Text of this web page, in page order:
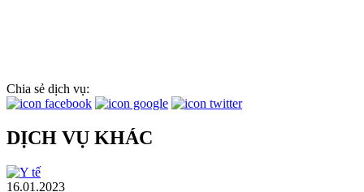
Chia sẻ dịch vụ:
DỊCH VỤ KHÁC
16.01.2023